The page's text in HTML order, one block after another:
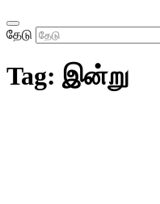
தேடு
Tag: இன்று